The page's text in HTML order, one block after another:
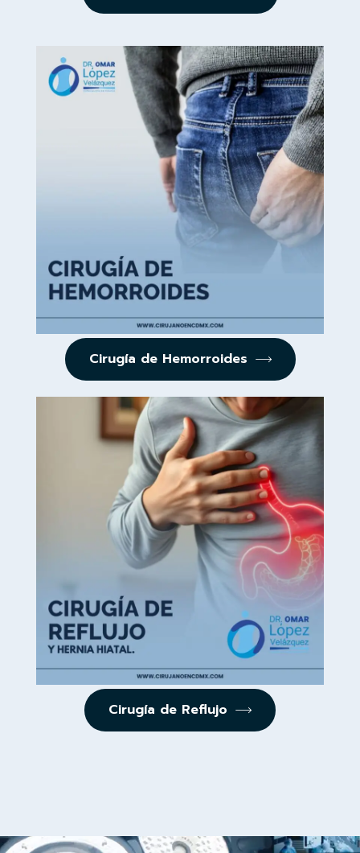
Cirugía de Hemorroides
Cirugía de Reflujo